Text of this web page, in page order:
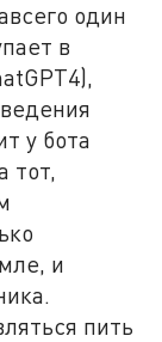
один
в
у бота
тот,
и
пить